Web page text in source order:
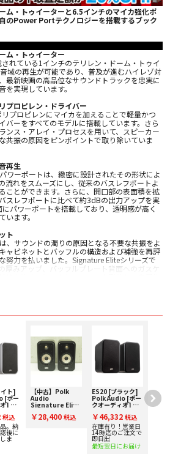
ム・トゥイーターと6.5インチのマイカ強化ポ
のPower Portテクノロジーを搭載するブック
ム・トゥイーター
れている1インチのテリレン・ドーム・トゥイ
域の再生が可能であり、普及が進むハイレゾ対
最新映画の高品位なサウンドトラックを忠実に
実現しています。
プロピレン・ドライバー
プロピレンにマイカを加えることで軽量かつ
バーをすべてのモデルに搭載しています。さら
ンス・アレイ・プロセスを用いて、スピーカー
共振の原因をピンポイントで取り除いていま
再生
ワーポートは、緻密に設計されたその形状によ
流れをスムーズにし、従来のバスレフポートよ
ことができます。さらに、開口部の表面積を拡
スレフポートに比べて約3dBの出力アップを実
パワーポートを搭載しており、透明感が高く
ます。
ト
、サウンドの濁りの原因となる不要な共振をよ
ャビネットとバッフルの構造および補強を再評
努力を払いました。Signature Eliteシリーズで
厚みアップ、バッフルプレート背面へのガスケ
を施すことにより、さらに高剛性かつ音響的
ました。
目にもクリーンなマグネットキャッチグリル
ロピレン ドライバー
Power Port
キ
ト]
[ポー
] ブ
下取
アッ
税込
。納
後に
ま
【中古】Polk
Audio
Signature Elite
ド01-13237】ブ
ックシェルフスピ
￥28,400 税込
ES20 [ブラック]
Polk Audio [ポー
クオーディオ] ブ
ーカー [ペア] 下取
り査定額20%アッ
プ実施中！
￥46,332 税込
在庫有り！営業日
14時迄のご注文で
即日出
最短翌日にお届け